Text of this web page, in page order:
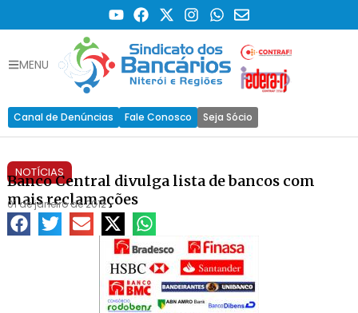
MENU
Canal de Denúncias Fale Conosco Seja Sócio
NOTÍCIAS
Banco Central divulga lista de bancos com
mais reclamações
01 de janeiro de 2012